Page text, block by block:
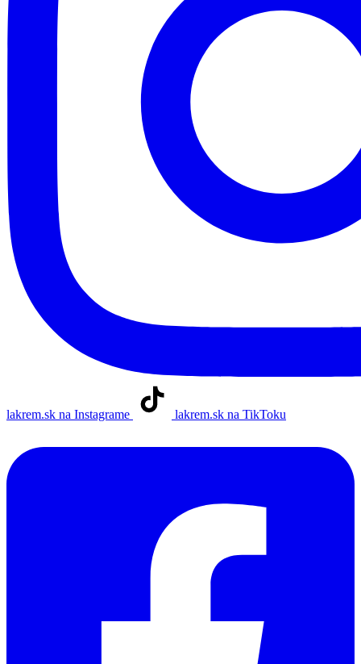
lakrem.sk na Instagrame lakrem.sk na TikToku